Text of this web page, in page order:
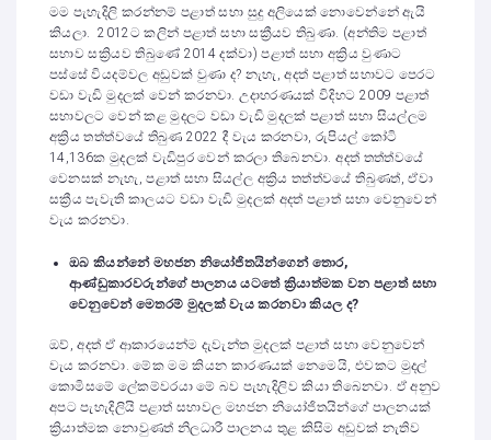
මම පැහැදිලි කරන්නම් පළාත් සභා සුදු අලියෙක් නොවෙන්නේ ඇයි
කියලා. 2012ට කලින් පළාත් සභා සක්‍රීයව තිබුණා. (අන්තිම පළාත්
සභාව සක්‍රියව තිබුණේ 2014 දක්වා) පළාත් සභා අක්‍රිය වුණාට
පස්සේ වියදම්වල අඩුවක් වුණා ද? නැහැ, අදත් පළාත් සභාවට පෙරට
වඩා වැඩි මුදලක් වෙන් කරනවා. උදාහරණයක් විදිහට 2009 පළාත්
සභාවලට වෙන් කළ මුදලට වඩා වැඩි මුදලක් පළාත් සභා සියල්ලම
අක්‍රිය තත්ත්වයේ තිබුණ 2022 දී වැය කරනවා, රුපියල් කෝටි
14,136ක මුදලක් වැඩිපුර වෙන් කරලා තිබෙනවා. අදත් තත්ත්වයේ
වෙනසක් නැහැ, පළාත් සභා සියල්ල අක්‍රිය තත්ත්වයේ තිබුණත්, ඒවා
සක්‍රීය පැවැති කාලයට වඩා වැඩි මුදලක් අදත් පළාත් සභා වෙනුවෙන්
වැය කරනවා.
ඔබ කියන්නේ මහජන නියෝජිතයින්ගෙන් තොර,
ආණ්ඩුකාරවරුන්ගේ පාලනය යටතේ ක්‍රියාත්මක වන පළාත් සභා
වෙනුවෙන් මෙතරම් මුදලක් වැය කරනවා කියල ද?
ඔව්, අදත් ඒ ආකාරයෙන්ම දැවැන්ත මුදලක් පළාත් සභා වෙනුවෙන්
වැය කරනවා. මේක මම කියන කාරණයක් නෙමෙයි, එවකට මුදල්
කොමිසමේ ලේකම්වරයා මේ බව පැහැදිලිව කියා තිබෙනවා. ඒ අනුව
අපට පැහැදිලියි පළාත් සභාවල මහජන නියෝජිතයින්ගේ පාලනයක්
ක්‍රියාත්මක නොවුණත් නිලධාරී පාලනය තුළ කිසිම අඩුවක් නැතිව